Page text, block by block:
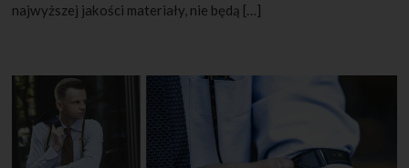
najwyższej jakości materiały, nie będą […]